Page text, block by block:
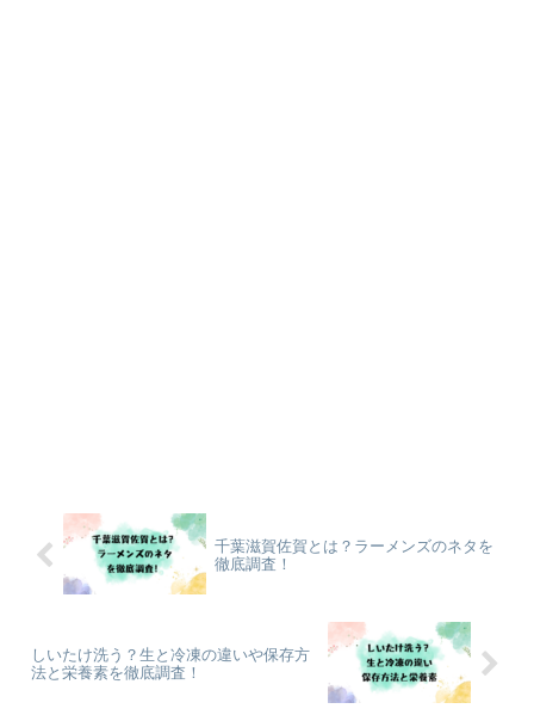
千葉滋賀佐賀とは？ラーメンズのネタを
徹底調査！
しいたけ洗う？生と冷凍の違いや保存方
法と栄養素を徹底調査！